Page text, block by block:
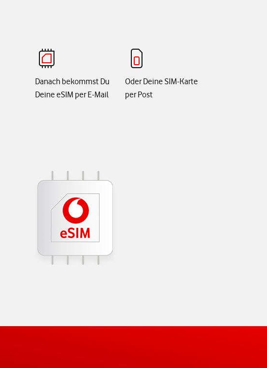
Danach bekommst Du
Deine eSIM per E-Mail
Oder Deine SIM-Karte
per Post